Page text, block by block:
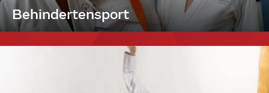
Behindertensport